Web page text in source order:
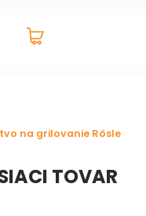
na grilovanie Rösle
TOVAR